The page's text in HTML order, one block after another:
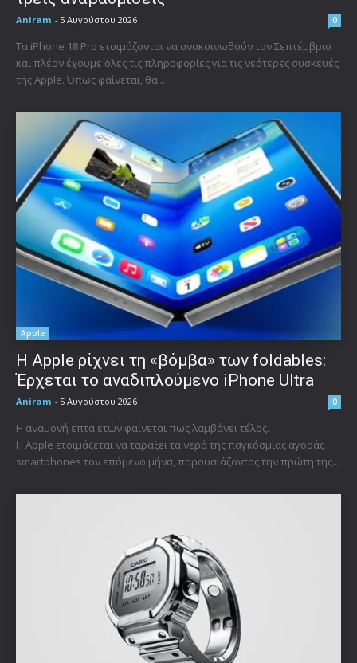
Aniram - 5 Αυγούστου 2026 0
Τα iPhone 18 Pro ετοιμάζονται να ανακοινωθούν τον Σεπτέμβριο
και πλέον έχουμε όλες τις πληροφορίες για τις νεότερες συσκευές
της Apple. Όπως φαίνεται, θα...
Apple
Η Apple ρίχνει τη «βόμβα» των foldables:
Έρχεται το αναδιπλούμενο iPhone Ultra
Aniram - 5 Αυγούστου 2026 0
Η αναμονή επτά ετών φαίνεται πως λαμβάνει τέλος.
Η Apple ετοιμάζεται να ταράξει τα νερά της παγκόσμιας αγοράς
smartphones τον επόμενο μήνα, παρουσιάζοντας την πρώτη της...